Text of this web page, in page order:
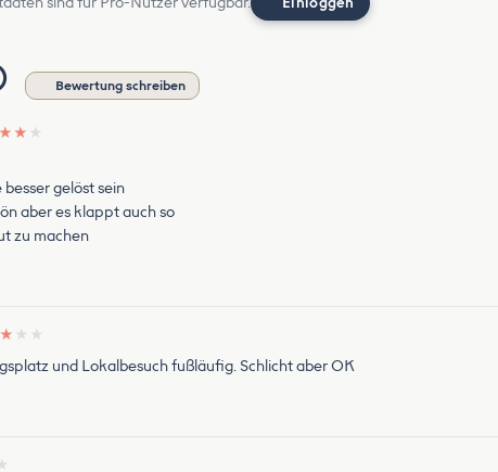
Bewertung schreiben
★ ★ ★
gelöst sein
aber es klappt auch so
zu machen
★ ★ ★
und Lokalbesuch fußläufig. Schlicht aber OK